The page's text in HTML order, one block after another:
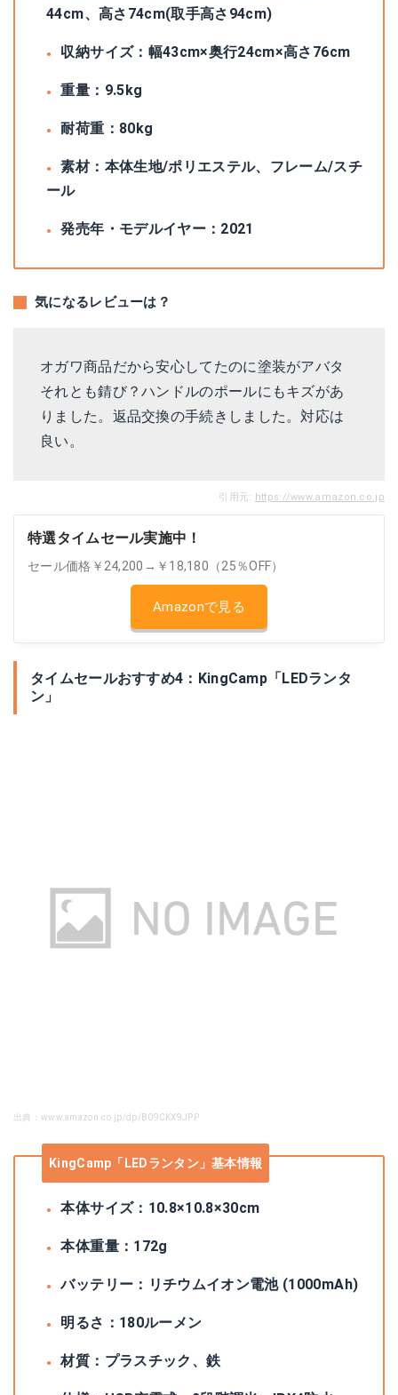
44cm、高さ74cm(取手高さ94cm)
収納サイズ：幅43cm×奥行24cm×高さ76cm
重量：9.5kg
耐荷重：80kg
素材：本体生地/ポリエステル、フレーム/スチ
ール
発売年・モデルイヤー：2021
気になるレビューは？
オガワ商品だから安心してたのに塗装がアバタ
それとも錆び？ハンドルのポールにもキズがあ
りました。返品交換の手続きしました。対応は
良い。
引用元: https://www.amazon.co.jp
特選タイムセール実施中！
セール価格￥24,200→￥18,180（25％OFF）
Amazonで見る
タイムセールおすすめ4：KingCamp「LEDランタ
ン」
出典：www.amazon.co.jp/dp/B09CKX9JPP
KingCamp「LEDランタン」基本情報
本体サイズ：‎10.8×10.8×30cm
本体重量：172g
バッテリー：リチウムイオン電池 (1000mAh)
明るさ：180ルーメン
材質：プラスチック、鉄